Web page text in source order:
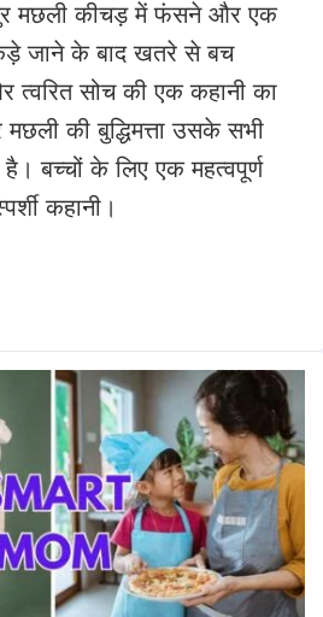
मछली कीचड़ में फंसने और एक
जाने के बाद खतरे से बच
त्वरित सोच की एक कहानी का
की बुद्धिमत्ता उसके सभी
है। बच्चों के लिए एक महत्वपूर्ण
कहानी।